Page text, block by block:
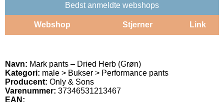
Bedst anmeldte webshops
Webshop Stjerner Link
Navn: Mark pants – Dried Herb (Grøn)
Kategori: male > Bukser > Performance pants
Producent: Only & Sons
Varenummer: 37346531213467
EAN: